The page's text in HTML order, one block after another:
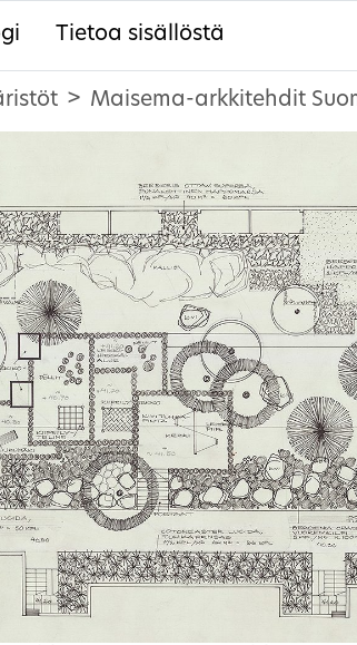
Tietoa sisällöstä
Maisema-arkkitehdit